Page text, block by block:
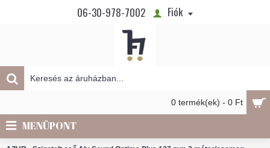
06-30-978-7002 Fiók
0 termék(ek) - 0 Ft
MENÜPONT